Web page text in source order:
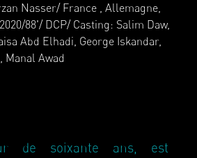
Nasser/ France , Allemagne,
88'/ DCP/ Casting: Salim Daw,
Abd Elhadi, George Iskandar,
Manal Awad
de soixante ans, est